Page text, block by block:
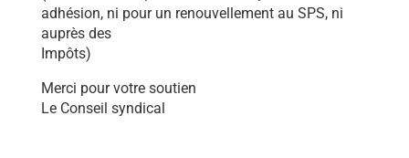
adhésion, ni pour un renouvellement au SPS, ni
auprès des
Impôts)
Merci pour votre soutien
Le Conseil syndical